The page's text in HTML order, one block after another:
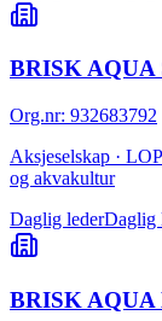
BRISK AQUA
Org.nr: 932683792
Aksjeselskap ·
og akvakultur
Daglig lederDaglig
BRISK AQUA